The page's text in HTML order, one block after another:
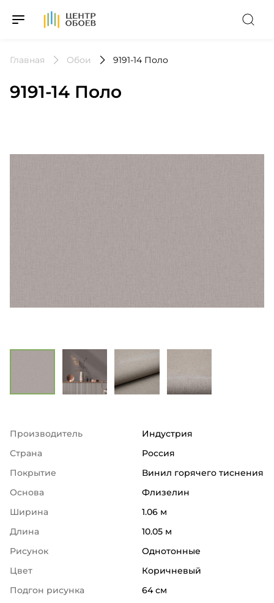
На Главную
Главная Обои 9191-14 Поло
9191-14 Поло
Производитель
Индустрия
Страна
Россия
Покрытие
Винил горячего тиснения
Основа
Флизелин
Ширина
1.06 м
Длина
10.05 м
Рисунок
Однотонные
Цвет
Коричневый
Подгон рисунка
64 см